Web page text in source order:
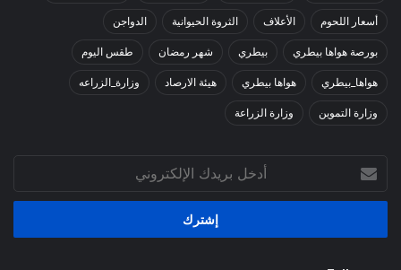
أسعار اللحوم الأعلاف الثروة الحيوانية الدواجن
بورصة هواها بيطري بيطري شهر رمضان طقس اليوم
هواها_بيطري هواها بيطري هيئة الارصاد وزارة_الزراعه
وزارة التموين وزارة الزراعة
بريدك
الإلكتروني